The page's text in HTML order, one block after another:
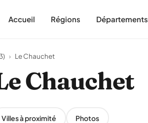
Accueil Régions Départements
› Le Chauchet
Chauchet
Villes à proximité Photos